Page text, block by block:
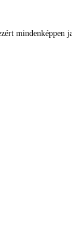
mindenképpen